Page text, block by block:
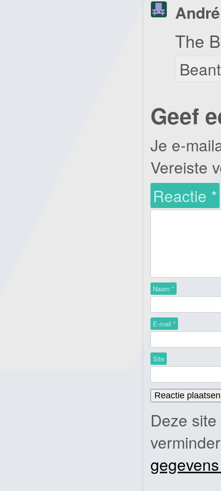
André
The
Geef
Je e-
Vereiste
Reactie *
Naam *
E-mail *
Site
Deze